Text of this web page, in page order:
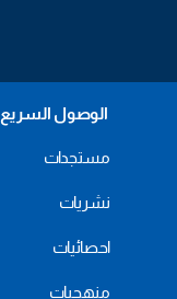
الوصول السريع
مستجدات
نشريات
احصائيات
منهجيات